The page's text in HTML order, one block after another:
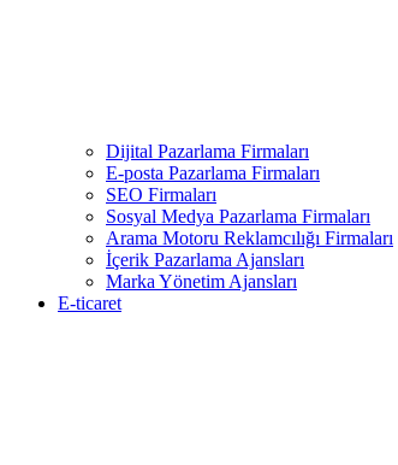
Dijital Pazarlama Firmaları
E-posta Pazarlama Firmaları
SEO Firmaları
Sosyal Medya Pazarlama Firmaları
Arama Motoru Reklamcılığı Firmaları
İçerik Pazarlama Ajansları
Marka Yönetim Ajansları
E-ticaret